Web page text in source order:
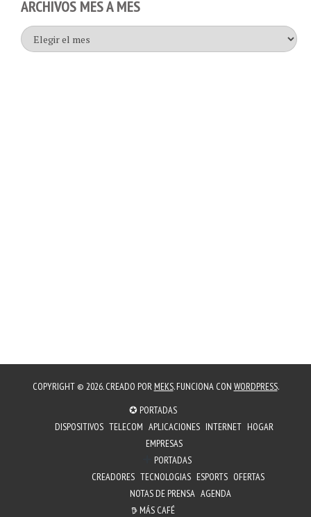
mes
a
COPYRIGHT © 2026. CREADO POR MEKS. FUNCIONA CON WORDPRESS.
✪ PORTADAS
DISPOSITIVOS TELECOM APLICACIONES INTERNET HOGAR
EMPRESAS
PORTADAS
CREADORES TECNOLOGIAS ESPORTS OFERTAS
NOTAS DE PRENSA AGENDA
𖠚 MÁS CAFÉ